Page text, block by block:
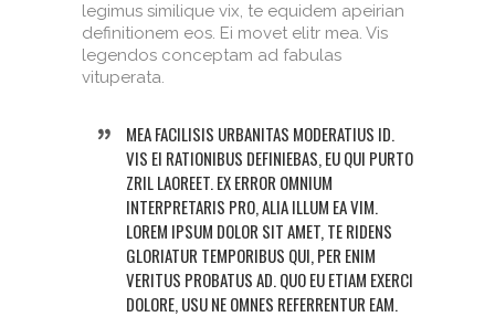
legimus similique vix, te equidem apeirian
definitionem eos. Ei movet elitr mea. Vis
legendos conceptam ad fabulas
vituperata.
MEA FACILISIS URBANITAS MODERATIUS ID.
VIS EI RATIONIBUS DEFINIEBAS, EU QUI PURTO
ZRIL LAOREET. EX ERROR OMNIUM
INTERPRETARIS PRO, ALIA ILLUM EA VIM.
LOREM IPSUM DOLOR SIT AMET, TE RIDENS
GLORIATUR TEMPORIBUS QUI, PER ENIM
VERITUS PROBATUS AD. QUO EU ETIAM EXERCI
DOLORE, USU NE OMNES REFERRENTUR EAM.